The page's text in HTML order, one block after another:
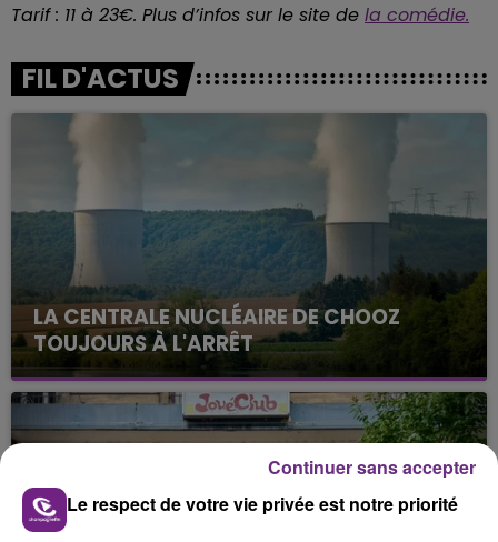
Tarif : 11 à 23€. Plus d’infos sur le site de la comédie.
FIL D'ACTUS
LA CENTRALE NUCLÉAIRE DE CHOOZ
TOUJOURS À L'ARRÊT
Cela fait déjà une semaine que la centrale
nucléaire ardennaise est à l'arrêt. Une situation
justifiée par la sécheresse intense qui est toujours
présente.
Le respect de votre vie privée est notre priorité
Continuer sans accepter